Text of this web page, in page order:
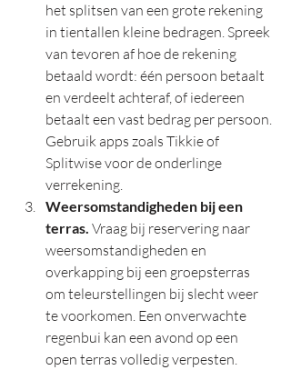
het splitsen van een grote rekening
in tientallen kleine bedragen. Spreek
van tevoren af hoe de rekening
betaald wordt: één persoon betaalt
en verdeelt achteraf, of iedereen
betaalt een vast bedrag per persoon.
Gebruik apps zoals Tikkie of
Splitwise voor de onderlinge
verrekening.
Weersomstandigheden bij een
terras. Vraag bij reservering naar
weersomstandigheden en
overkapping bij een groepsterras
om teleurstellingen bij slecht weer
te voorkomen. Een onverwachte
regenbui kan een avond op een
open terras volledig verpesten.